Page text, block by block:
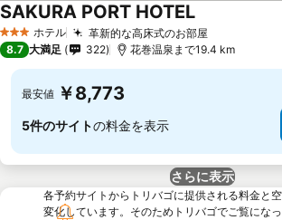
3 ホテルのランク
ホテル 革新的な高床式のお部屋
SAKURA PORT HOTEL
8.7 大満足 322 花巻温泉まで19.4 km
最安値 ￥8,773
5件のサイトの料金を表示
さらに表示
各予約サイトからトリバゴに提供される料金と
変化しています。そのためトリバゴでご覧にな